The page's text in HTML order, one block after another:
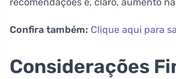
recomendações e, claro, aumento
Confira também: Clique aqui para
Considerações